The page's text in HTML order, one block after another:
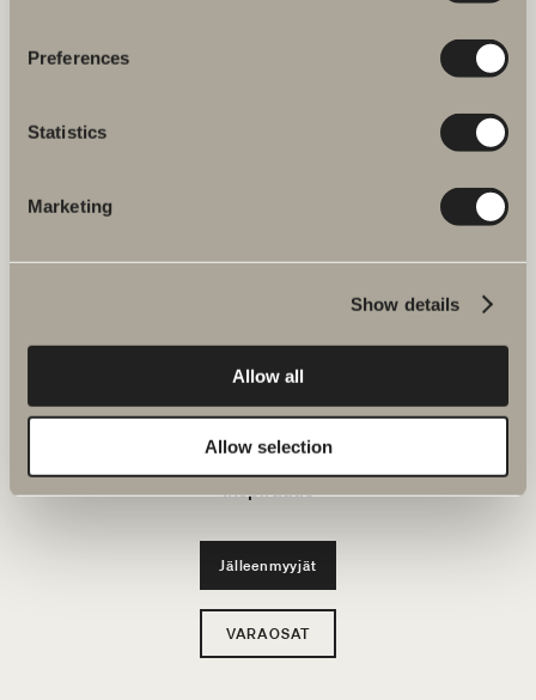
Preferences
Statistics
Marketing
Show details
Allow all
Allow selection
Tuotteet
Luo kylpyhuoneesi
Jälleenmyyjät
VARAOSAT